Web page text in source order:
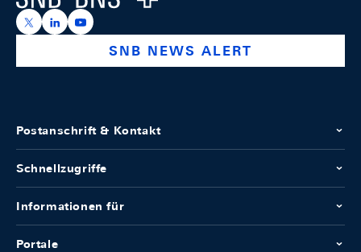
https://x.com/snb_bns
https://ch.linkedin.com/company/swiss-national-
https://www.youtube.com/@swissnationalbank
SNB NEWS ALERT
Postanschrift & Kontakt
Schnellzugriffe
Informationen für
Portale